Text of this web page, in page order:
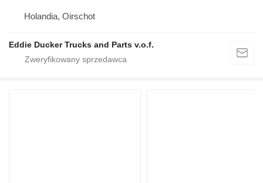
Holandia, Oirschot
Eddie Ducker Trucks and Parts v.o.f.